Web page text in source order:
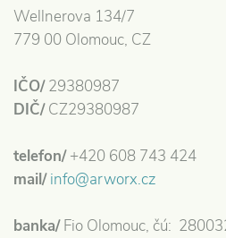
Wellnerova 134/7
779 00 Olomouc, CZ
IČO/29380987
DIČ/CZ29380987
telefon/+420 608 743 424
mail/ info@arworx.cz
banka/Fio Olomouc, čú: